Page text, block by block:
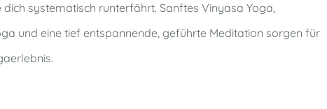
dich systematisch runterfährt. Sanftes Vinyasa Yoga,
und eine tief entspannende, geführte Meditation sorgen für